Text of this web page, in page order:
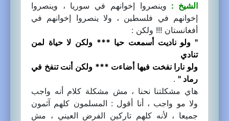
الشيخ : وينصروا إخوانهم في سوريا ، وينصروا
إخوانهم في فلسطين ، ولا ينصروا إخوانهم في
أفغانستان !!! ولكن :
" ولو ناديت أسمعت حيا *** ولكن لا حياة لمن
تنادي
ولو نارا نفخت فيها أضاءت *** ولكن أنت تنفخ في
رماد " .
هاي مشكلتنا نحنا ، مش مشكلة كلام أنه واجب
ولا مو واجب ، أنا أقول : المسلمون كلهم آثمون
جميعا ، لأنه كلهم تاركين الفرض العيني ، مش